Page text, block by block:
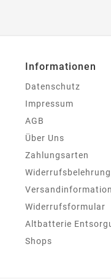
Informationen
Datenschutz
Impressum
AGB
Über Uns
Zahlungsarten
Widerrufsbelehrung
Widerrufsformular
Altbatterie
Shops